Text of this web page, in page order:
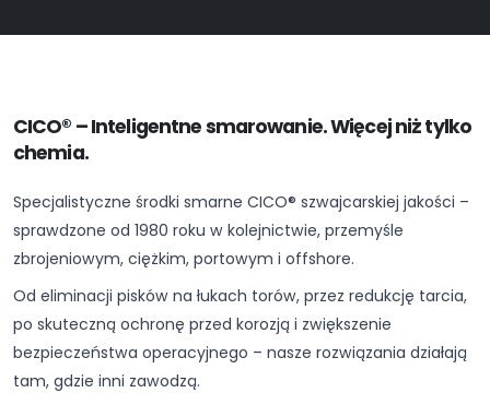
CICO® – Inteligentne smarowanie. Więcej niż tylko
chemia.
Specjalistyczne środki smarne CICO® szwajcarskiej jakości –
sprawdzone od 1980 roku w kolejnictwie, przemyśle
zbrojeniowym, ciężkim, portowym i offshore.
Od eliminacji pisków na łukach torów, przez redukcję tarcia,
po skuteczną ochronę przed korozją i zwiększenie
bezpieczeństwa operacyjnego – nasze rozwiązania działają
tam, gdzie inni zawodzą.